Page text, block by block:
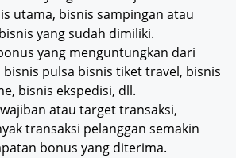
utama, bisnis sampingan atau
yang sudah dimiliki.
yang menguntungkan dari
bisnis pulsa bisnis tiket travel, bisnis
bisnis ekspedisi, dll.
atau target transaksi,
transaksi pelanggan semakin
bonus yang diterima.